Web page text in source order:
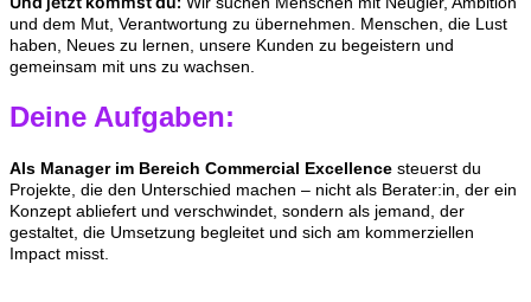
und dem Mut, Verantwortung zu übernehmen. Menschen, die Lust
haben, Neues zu lernen, unsere Kunden zu begeistern und
gemeinsam mit uns zu wachsen.
Deine Aufgaben:
Als Manager im Bereich Commercial Excellence steuerst du
Projekte, die den Unterschied machen – nicht als Berater:in, der ein
Konzept abliefert und verschwindet, sondern als jemand, der
gestaltet, die Umsetzung begleitet und sich am kommerziellen
Impact misst.